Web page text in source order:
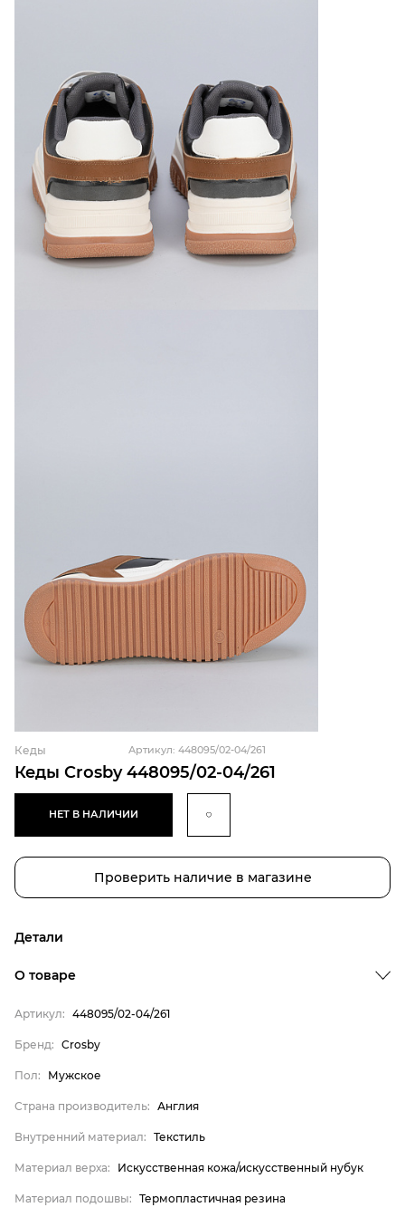
Кеды Crosby 448095/02-04/261
Кеды Артикул: 448095/02-04/261
НЕТ В НАЛИЧИИ
Проверить наличие в магазине
Детали
Страна производитель
Внутренний материал
Материал верха
Материал подошвы
Материал стельки
О товаре
Артикул: 448095/02-04/261
Бренд: Crosby
Пол: Мужское
Страна производитель: Англия
Внутренний материал: Текстиль
Материал верха: Искусственная кожа/искусственный нубук
Материал подошвы: Термопластичная резина